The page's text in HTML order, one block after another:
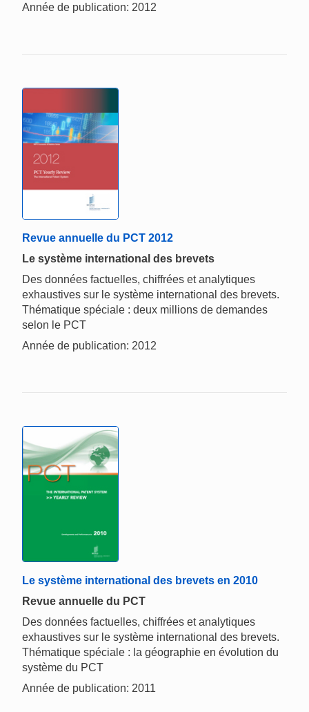
Année de publication: 2012
Revue annuelle du PCT 2012
Le système international des brevets
Des données factuelles, chiffrées et analytiques
exhaustives sur le système international des brevets.
Thématique spéciale : deux millions de demandes
selon le PCT
Année de publication: 2012
Le système international des brevets en 2010
Revue annuelle du PCT
Des données factuelles, chiffrées et analytiques
exhaustives sur le système international des brevets.
Thématique spéciale : la géographie en évolution du
système du PCT
Année de publication: 2011